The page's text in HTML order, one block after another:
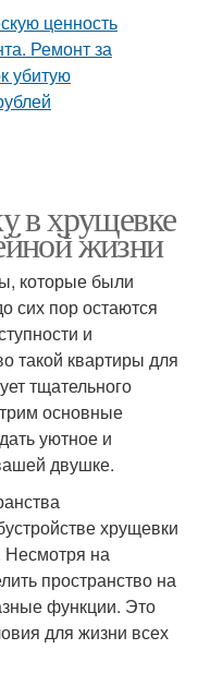
в хрущевке
жизни
которые были
сих пор остаются
и
такой квартиры для
тщательного
основные
уютное и
двушке.
хрущевки
Несмотря на
пространство на
функции. Это
для жизни всех